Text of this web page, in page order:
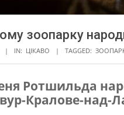
зоопарку
IN: ЦІКАВО TAGGED:
Ротшильда
Кралове-над-